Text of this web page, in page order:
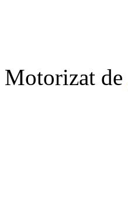
Motorizat de